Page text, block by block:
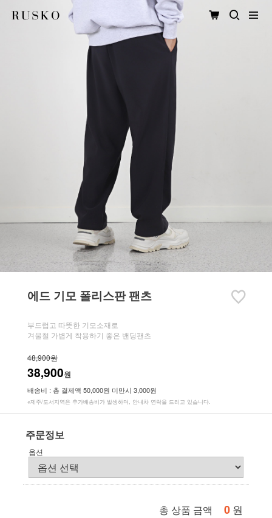
에드 기모 폴리스판 팬츠
부드럽고 따뜻한 기모소재로
겨울철 가볍게 착용하기 좋은 밴딩팬츠
48,900원
38,900원
배송비 : 총 결제액 50,000원 미만시 3,000원
※제주/도서지역은 추가배송비가 발생하며, 안내차 연락을 드리고 있습니다.
주문정보
옵션
총 상품 금액 0 원